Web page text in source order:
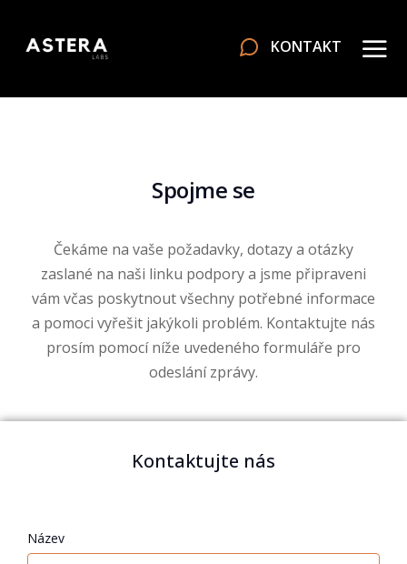
KONTAKT
Spojme se
Čekáme na vaše požadavky, dotazy a otázky
zaslané na naši linku podpory a jsme připraveni
vám včas poskytnout všechny potřebné informace
a pomoci vyřešit jakýkoli problém. Kontaktujte nás
prosím pomocí níže uvedeného formuláře pro
odeslání zprávy.
Kontaktujte nás
Název